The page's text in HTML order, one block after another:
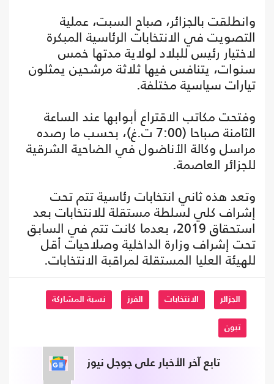
وانطلقت بالجزائر، صباح السبت، عملية
التصويت في الانتخابات الرئاسية المبكرة
لاختيار رئيس للبلاد لولاية مدتها خمس
سنوات، يتنافس فيها ثلاثة مرشحين يمثلون
تيارات سياسية مختلفة.
وفتحت مكاتب الاقتراع أبوابها عند الساعة
الثامنة صباحا (7:00 ت.غ)، بحسب ما رصده
مراسل وكالة الأناضول في الضاحية الشرقية
للجزائر العاصمة.
وتعد هذه ثاني انتخابات رئاسية تتم تحت
إشراف كلي لسلطة مستقلة للانتخابات بعد
استحقاق 2019، بعدما كانت تتم في السابق
تحت إشراف وزارة الداخلية وصلاحيات أقل
للهيئة العليا المستقلة لمراقبة الانتخابات.
الجزائر الانتخابات الفرز نسبة المشاركة
تبون
تابع آخر الأخبار على جوجل نيوز